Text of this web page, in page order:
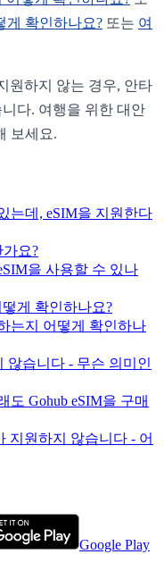
게 확인하나요? 또는 여
원하지 않는 경우, 안타
다. 여행을 위한 대안
보세요.
는데, eSIM을 지원한다
요?
을 사용할 수 있나
게 확인하나요?
는지 어떻게 확인하나
않습니다 - 무슨 의미인
도 Gohub eSIM을 구매
지원하지 않습니다 - 어
Google Play